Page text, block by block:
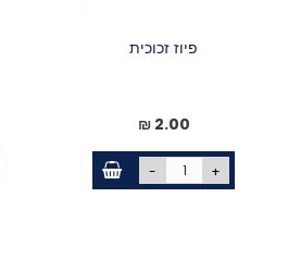
פיוז זכוכית
2.00 ₪
- +